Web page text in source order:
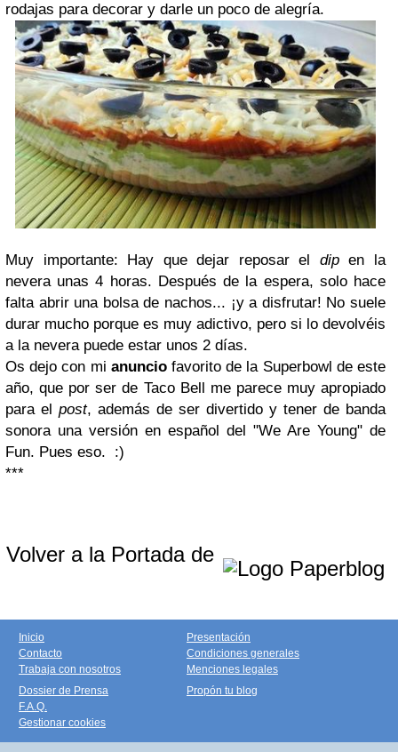
rodajas para decorar y darle un poco de alegría.
Muy importante: Hay que dejar reposarel dipen la
nevera unas 4 horas. Después de la espera, solo hace
falta abrir una bolsa de nachos... ¡y a disfrutar! No suele
durar mucho porque es muy adictivo, pero si lo devolvéis
a la nevera puede estar unos 2 días.
Os dejo con mi anunciofavorito de la Superbowl de este
año, que por ser de Taco Bell me parece muy apropiado
para el post, además de ser divertido y tener de banda
sonora una versión en español del "We Are Young" de
Fun. Pues eso. :)
***
Volver a la Portada de
Inicio
Contacto
Trabaja con nosotros
Presentación
Condiciones generales
Menciones legales
Dossier de Prensa
F.A.Q.
Gestionar cookies
Propón tu blog